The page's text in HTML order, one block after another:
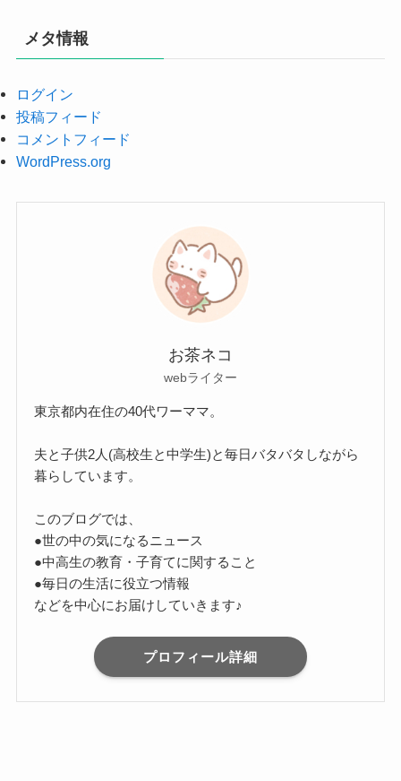
メタ情報
ログイン
投稿フィード
コメントフィード
WordPress.org
お茶ネコ
webライター
東京都内在住の40代ワーママ。
夫と子供2人(高校生と中学生)と毎日バタバタしながら
暮らしています。
このブログでは、
●世の中の気になるニュース
●中高生の教育・子育てに関すること
●毎日の生活に役立つ情報
などを中心にお届けしていきます♪
プロフィール詳細